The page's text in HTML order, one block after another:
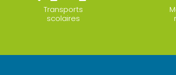
Transports
scolaires